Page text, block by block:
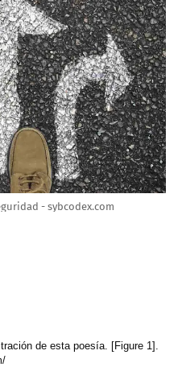
- sybcodex.com
de esta poesía. [Figure 1].